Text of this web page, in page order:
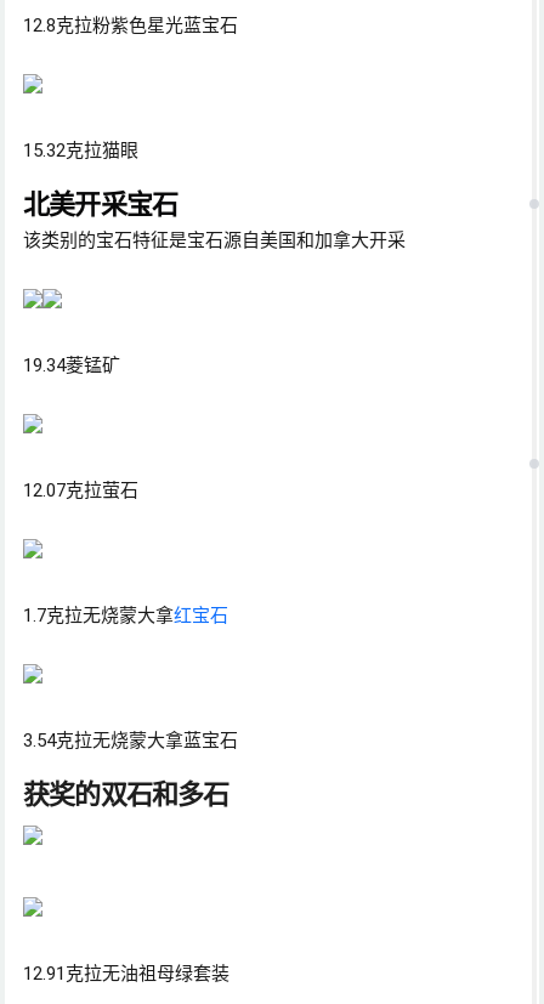
12.8克拉粉紫色星光蓝宝石
15.32克拉猫眼
北美开采宝石
该类别的宝石特征是宝石源自美国和加拿大开采
19.34菱锰矿
12.07克拉萤石
1.7克拉无烧蒙大拿红宝石
3.54克拉无烧蒙大拿蓝宝石
获奖的双石和多石
12.91克拉无油祖母绿套装